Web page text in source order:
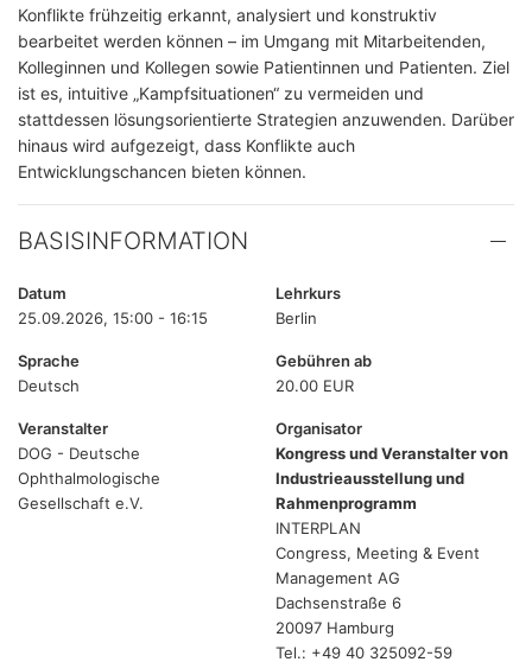
Konflikte frühzeitig erkannt, analysiert und konstruktiv
bearbeitet werden können – im Umgang mit Mitarbeitenden,
Kolleginnen und Kollegen sowie Patientinnen und Patienten. Ziel
ist es, intuitive „Kampfsituationen“ zu vermeiden und
stattdessen lösungsorientierte Strategien anzuwenden. Darüber
hinaus wird aufgezeigt, dass Konflikte auch
Entwicklungschancen bieten können.
BASISINFORMATION
Datum
25.09.2026, 15:00 - 16:15
Lehrkurs
Berlin
Sprache
Deutsch
Gebühren ab
20.00 EUR
Veranstalter
DOG - Deutsche
Ophthalmologische
Gesellschaft e.V.
Organisator
Kongress und Veranstalter von
Industrieausstellung und
Rahmenprogramm
INTERPLAN
Congress, Meeting & Event
Management AG
Dachsenstraße 6
20097 Hamburg
Tel.: +49 40 325092-59